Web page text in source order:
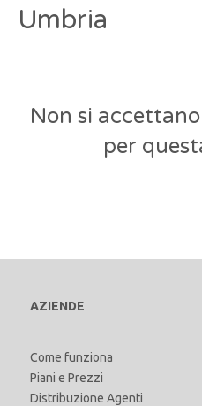
Umbria
Non si
per
AZIENDE
Come funziona
Piani e Prezzi
Distribuzione Agenti